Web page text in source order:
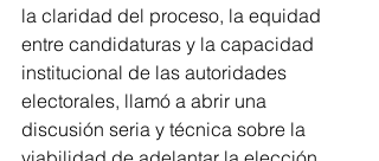
la claridad del proceso, la equidad
entre candidaturas y la capacidad
institucional de las autoridades
electorales, llamó a abrir una
discusión seria y técnica sobre la